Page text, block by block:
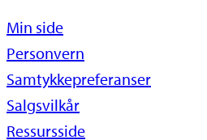
Min side
Personvern
Samtykkepreferanser
Salgsvilkår
Ressursside